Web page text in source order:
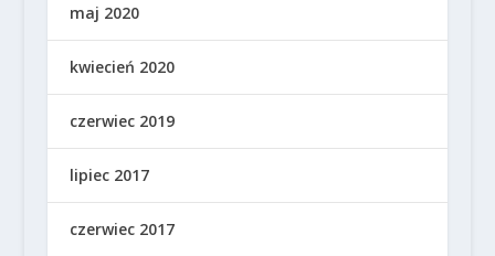
maj 2020
kwiecień 2020
czerwiec 2019
lipiec 2017
czerwiec 2017